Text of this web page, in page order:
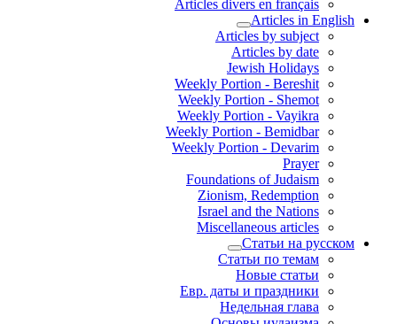
Articles divers en français
Articles in English
Articles by subject
Articles by date
Jewish Holidays
Weekly Portion - Bereshit
Weekly Portion - Shemot
Weekly Portion - Vayikra
Weekly Portion - Bemidbar
Weekly Portion - Devarim
Prayer
Foundations of Judaism
Zionism, Redemption
Israel and the Nations
Miscellaneous articles
Статьи на русском
Статьи по темам
Новые статьи
Евр. даты и праздники
Недельная глава